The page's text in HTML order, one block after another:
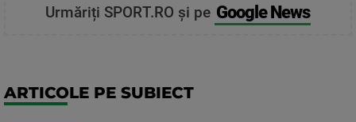
Urmăriți SPORT.RO și pe Google News
ARTICOLE PE SUBIECT